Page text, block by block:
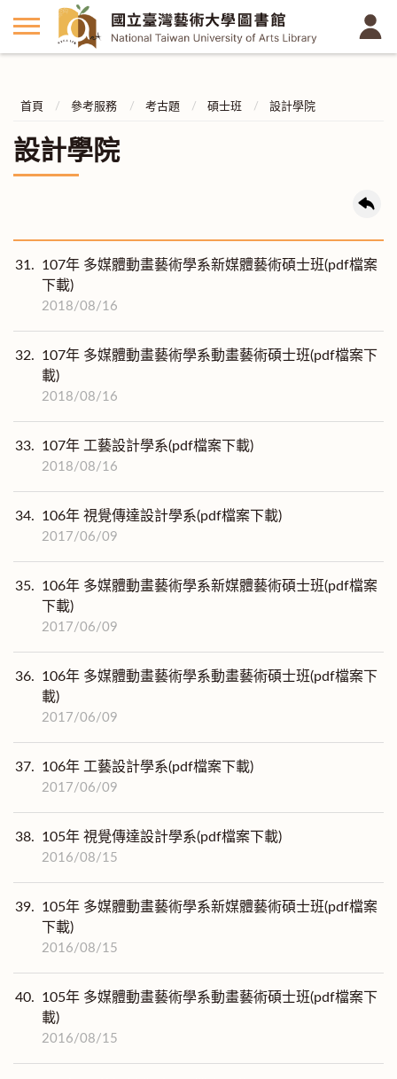
首頁 參考服務 考古題 碩士班 設計學院
設計學院
31.
107年 多媒體動畫藝術學系新媒體藝術碩士班(pdf檔案
下載)
2018/08/16
32.
107年 多媒體動畫藝術學系動畫藝術碩士班(pdf檔案下
載)
2018/08/16
33. 107年 工藝設計學系(pdf檔案下載)
2018/08/16
34. 106年 視覺傳達設計學系(pdf檔案下載)
2017/06/09
35.
106年 多媒體動畫藝術學系新媒體藝術碩士班(pdf檔案
下載)
2017/06/09
36.
106年 多媒體動畫藝術學系動畫藝術碩士班(pdf檔案下
載)
2017/06/09
37. 106年 工藝設計學系(pdf檔案下載)
2017/06/09
38. 105年 視覺傳達設計學系(pdf檔案下載)
2016/08/15
39.
105年 多媒體動畫藝術學系新媒體藝術碩士班(pdf檔案
下載)
2016/08/15
40.
105年 多媒體動畫藝術學系動畫藝術碩士班(pdf檔案下
載)
2016/08/15